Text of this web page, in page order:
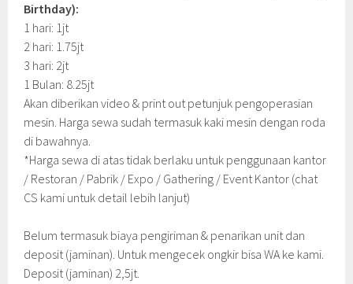
Birthday):
1 hari: 1jt
2 hari: 1.75jt
3 hari: 2jt
1 Bulan: 8.25jt
Akan diberikan video & print out petunjuk pengoperasian
mesin. Harga sewa sudah termasuk kaki mesin dengan roda
di bawahnya.
*Harga sewa di atas tidak berlaku untuk penggunaan kantor
/ Restoran / Pabrik / Expo / Gathering / Event Kantor (chat
CS kami untuk detail lebih lanjut)
Belum termasuk biaya pengiriman & penarikan unit dan
deposit (jaminan). Untuk mengecek ongkir bisa WA ke kami.
Deposit (jaminan) 2,5jt.